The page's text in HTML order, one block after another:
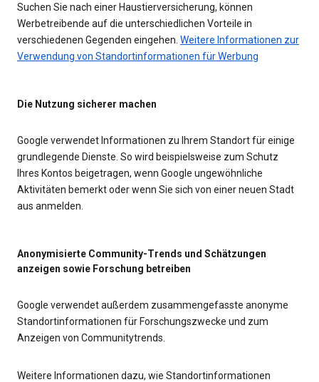
Suchen Sie nach einer Haustierversicherung, können
Werbetreibende auf die unterschiedlichen Vorteile in
verschiedenen Gegenden eingehen. Weitere Informationen zur
Verwendung von Standortinformationen für Werbung
Die Nutzung sicherer machen
Google verwendet Informationen zu Ihrem Standort für einige
grundlegende Dienste. So wird beispielsweise zum Schutz
Ihres Kontos beigetragen, wenn Google ungewöhnliche
Aktivitäten bemerkt oder wenn Sie sich von einer neuen Stadt
aus anmelden.
Anonymisierte Community-Trends und Schätzungen
anzeigen sowie Forschung betreiben
Google verwendet außerdem zusammengefasste anonyme
Standortinformationen für Forschungszwecke und zum
Anzeigen von Communitytrends.
Weitere Informationen dazu, wie Standortinformationen